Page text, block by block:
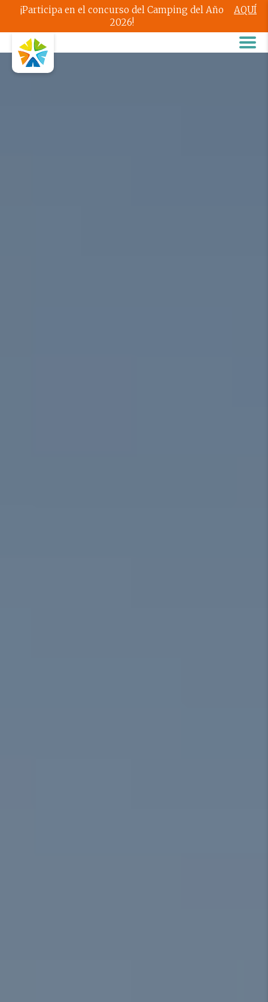
¡Participa en el concurso del Camping del Año
2026!
AQUÍ